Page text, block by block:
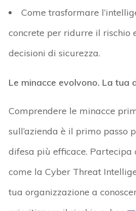
Come trasformare
concrete per ridurre il rischio
decisioni di sicurezza.
Le minacce evolvono. La tua
Comprendere le minacce
sull’azienda è il primo passo
difesa più efficace. Partecipa
come la Cyber Threat
tua organizzazione a